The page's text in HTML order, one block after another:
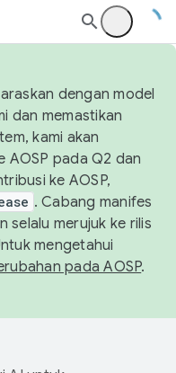
dengan model
dan memastikan
kami akan
AOSP pada Q2 dan
ke AOSP,
. Cabang manifes
selalu merujuk ke rilis
mengetahui
pada AOSP.